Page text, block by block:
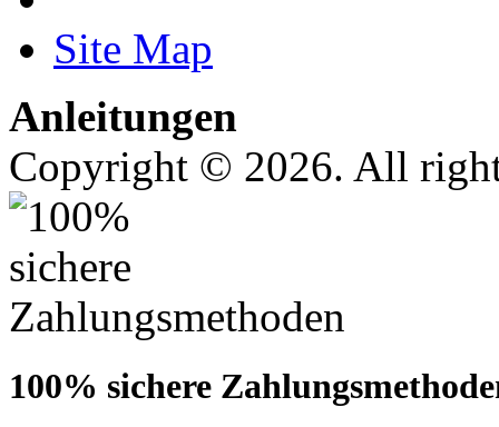
Site Map
Anleitungen
Copyright © 2026. All
100% sichere